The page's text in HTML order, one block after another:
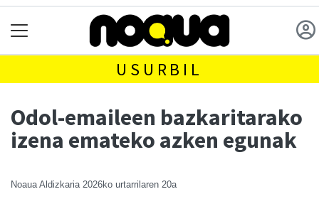
USURBIL
Odol-emaileen bazkaritarako
izena emateko azken egunak
Noaua Aldizkaria 2026ko urtarrilaren 20a